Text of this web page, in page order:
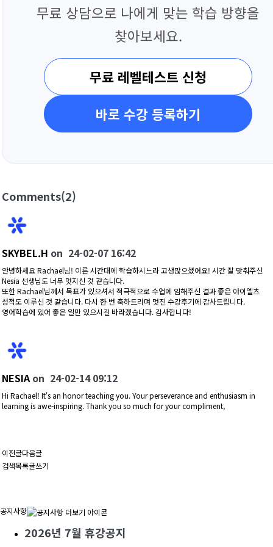
무료 상담으로 나에게 맞는 학습 방향을
찾아보세요.
무료 레벨테스트 신청
바로 수강 등록하기
Comments(2)
SKYBEL.H on 24-02-07 16:42
안녕하세요 Rachael님! 이른 시간대에 학습하시느라 고생많으셨어요! 시간 잘 맞춰주신
Nesia 선생님도 너무 멋지신 것 같습니다.
또한 Rachael님께서 목표가 있으셔서 적극적으로 수업에 임해주신 결과 좋은 아이엘츠
성적도 이루신 것 같습니다. 다시 한 번 축하드리며 멋진 수강후기에 감사드립니다.
영어학습에 있어 좋은 일만 있으시길 바라겠습니다. 감사합니다!
NESIA on 24-02-14 09:12
Hi Rachael! It's an honor teaching you. Your perseverance and enthusiasm in
learning is awe-inspiring. Thank you so much for your compliment,
이전글다음글
검색목록글쓰기
공지사항
2026년 7월 휴강공지